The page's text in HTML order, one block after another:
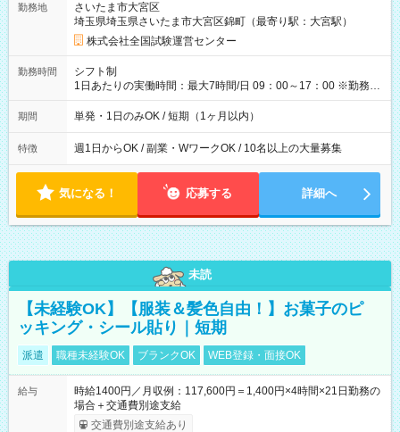
例】 ・河合塾模擬試験 8:30～17:30（休憩1時間） 時給1,300円
×8時間＝日収10,400円＋交通費 ※当日の役割により時給＋100
円の場合あり ・国家試験 7:00～13:30（休憩なし） 時給1,300
円（役割手当＋100円）×6時間＝日収8,400円＋交通費 【試用期
間】試用期間なし
勤務地
さいたま市大宮区
埼玉県埼玉県さいたま市大宮区錦町（最寄り駅：大宮駅）
株式会社全国試験運営センター
勤務時間
シフト制
1日あたりの実働時間：最大7時間/日 09：00～17：00 ※勤務時
間は 試験により異なります。
期間 単発・1日のみOK / 短期（1ヶ月以内）
特徴 週1日からOK / 副業・WワークOK / 10名以上の大量募集
気になる！ 応募する 詳細へ
未読
【未経験OK】【服装＆髪色自由！】お菓子のピ
ッキング・シール貼り｜短期
派遣 職種未経験OK ブランクOK WEB登録・面接OK
給与
時給1400円／月収例：117,600円＝1,400円×4時間×21日勤務の
場合＋交通費別途支給
交通費別途支給あり